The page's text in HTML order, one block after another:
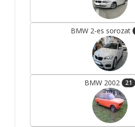
BMW 2-es sorozat
BMW 2002 21